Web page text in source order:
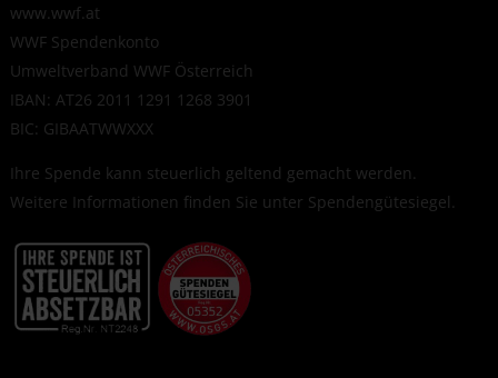
www.wwf.at
WWF Spendenkonto
Umweltverband WWF Österreich
IBAN: AT26 2011 1291 1268 3901
BIC: GIBAATWWXXX
Ihre Spende kann steuerlich geltend gemacht werden.
Weitere Informationen finden Sie unter Spendengütesiegel.